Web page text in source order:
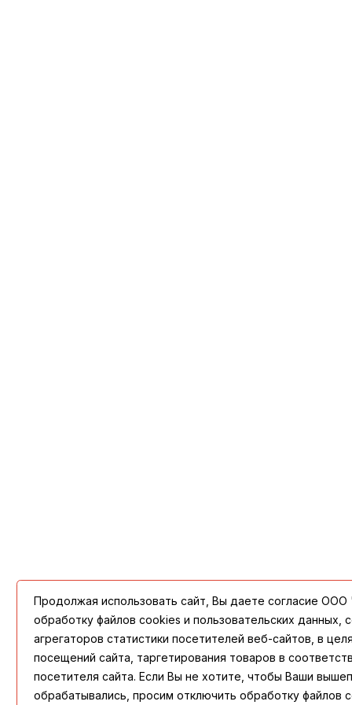
Продолжая использовать сайт, Вы даете согласие
обработку файлов cookies и пользовательских
агрегаторов статистики посетителей веб-сайтов, в
посещений сайта, таргетирования товаров в
посетителя сайта. Если Вы не хотите, чтобы Ваши
обрабатывались, просим отключить обработку файлов